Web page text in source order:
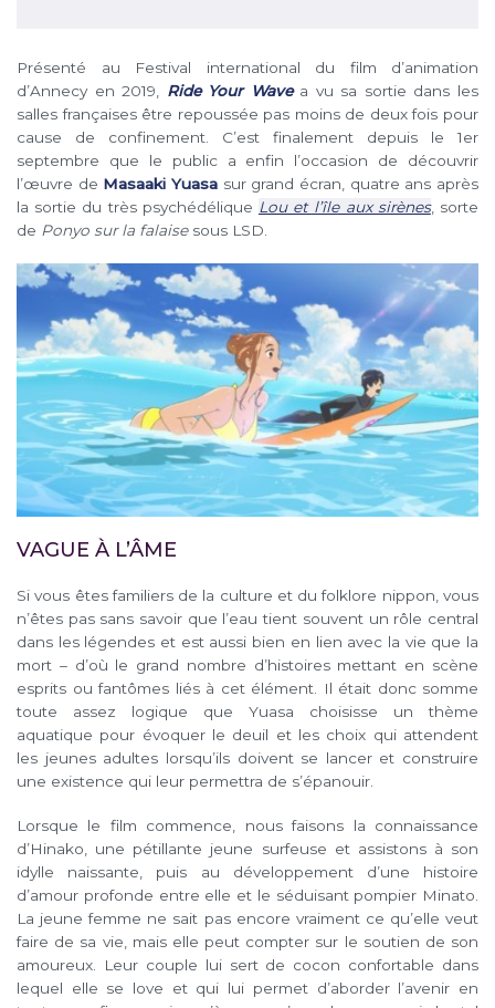
Présenté au Festival international du film d’animation
d’Annecy en 2019, Ride Your Wavea vu sa sortie dans les
salles françaises être repoussée pas moins de deux fois pour
cause de confinement. C’est finalement depuis le 1er
septembre que le public a enfin l’occasion de découvrir
l’œuvre de Masaaki Yuasa sur grand écran, quatre ans après
la sortie du très psychédélique Lou et l’île aux sirènes, sorte
de Ponyo sur la falaisesous LSD.
VAGUE À L’ÂME
Si vous êtes familiers de la culture et du folklore nippon, vous
n’êtes pas sans savoir que l’eau tient souvent un rôle central
dans les légendes et est aussi bien en lien avec la vie que la
mort – d’où le grand nombre d’histoires mettant en scène
esprits ou fantômes liés à cet élément. Il était donc somme
toute assez logique que Yuasa choisisse un thème
aquatique pour évoquer le deuil et les choix qui attendent
les jeunes adultes lorsqu’ils doivent se lancer et construire
une existence qui leur permettra de s’épanouir.
Lorsque le film commence, nous faisons la connaissance
d’Hinako, une pétillante jeune surfeuse et assistons à son
idylle naissante, puis au développement d’une histoire
d’amour profonde entre elle et le séduisant pompier Minato.
La jeune femme ne sait pas encore vraiment ce qu’elle veut
faire de sa vie, mais elle peut compter sur le soutien de son
amoureux. Leur couple lui sert de cocon confortable dans
lequel elle se love et qui lui permet d’aborder l’avenir en